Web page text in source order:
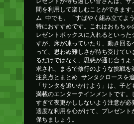
間を利用して楽しむことができま
ム 中でも、「すばやく組み立てよ
特におすすめです。これはおもちゃ
レゼントボックスに入れるといっ
すが、床が凍っていたり、動き回る
って、思わぬ難しさが待ち受けて
るだけではなく、思惑が通じ合う
求され、まるで修行のような挑戦を
注意点とまとめ サンタクロースを
「サンタを追いかけよう」は、子
満載のエンターテインメントです。
すぎて夜更かししないよう注意が必
適度な利用を心がけて、プレゼント
保ちましょう。